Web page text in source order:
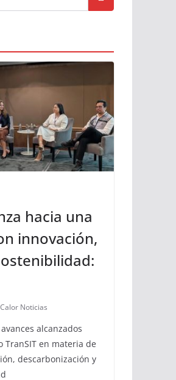
hacia una
innovación,